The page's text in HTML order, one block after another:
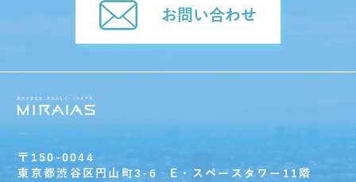
お問い合わせ
〒150-0044
東京都渋谷区円山町3-6 E・スペースタワー11階